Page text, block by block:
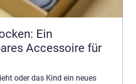
Ein
Accessoire für
oder das Kind ein neues